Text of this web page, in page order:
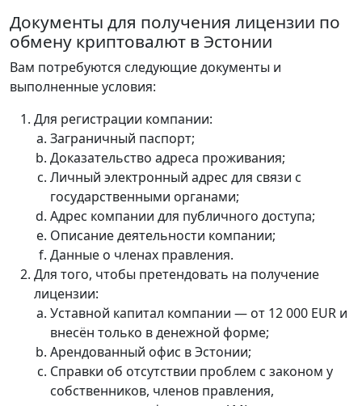
Документы для получения лицензии по
обмену криптовалют в Эстонии
Вам потребуются следующие документы и
выполненные условия:
Для регистрации компании:
Заграничный паспорт;
Доказательство адреса проживания;
Личный электронный адрес для связи с
государственными органами;
Адрес компании для публичного доступа;
Описание деятельности компании;
Данные о членах правления.
Для того, чтобы претендовать на получение
лицензии:
Уставной капитал компании — от 12 000 EUR и
внесён только в денежной форме;
Арендованный офис в Эстонии;
Справки об отсутствии проблем с законом у
собственников, членов правления,